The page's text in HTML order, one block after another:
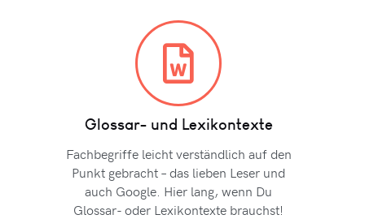
Glossar- und Lexikontexte
Fachbegriffe leicht verständlich auf den
Punkt gebracht – das lieben Leser und
auch Google. Hier lang, wenn Du
Glossar- oder Lexikontexte brauchst!